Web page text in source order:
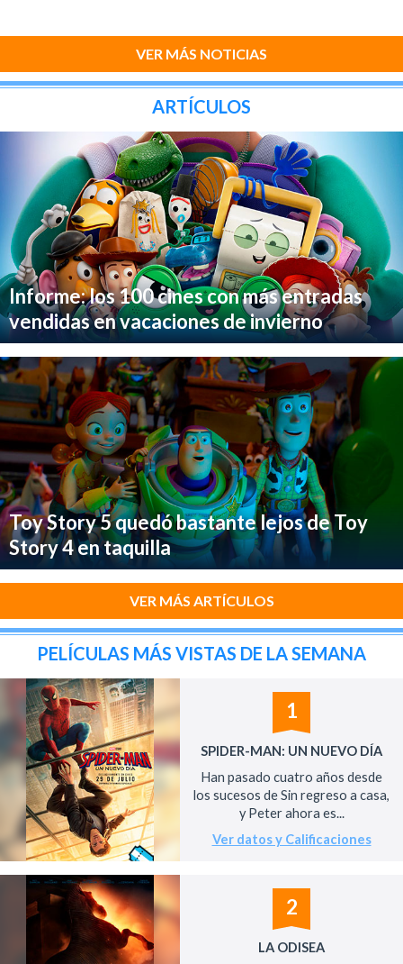
VER MÁS NOTICIAS
ARTÍCULOS
Informe: los 100 cines con más entradas
vendidas en vacaciones de invierno
Toy Story 5 quedó bastante lejos de Toy
Story 4 en taquilla
VER MÁS ARTÍCULOS
PELÍCULAS MÁS VISTAS DE LA SEMANA
1
SPIDER-MAN: UN NUEVO DÍA
Han pasado cuatro años desde
los sucesos de Sin regreso a casa,
y Peter ahora es...
Ver datos y Calificaciones
2
LA ODISEA